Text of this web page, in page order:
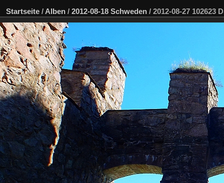
Startseite / Alben / 2012-08-18 Schweden / 2012-08-27 102623